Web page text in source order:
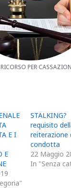
PER
E I
E
STALKING?
requisito
reiterazione
condotta
22 Maggio
In "Senza